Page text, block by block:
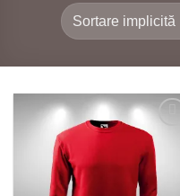
Add to
Wishlist